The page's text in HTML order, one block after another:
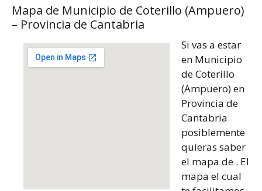
Mapa de Municipio de Coterillo (Ampuero)
– Provincia de Cantabria
Si vas a estar
en Municipio
de Coterillo
(Ampuero) en
Provincia de
Cantabria
posiblemente
quieras saber
el mapa de . El
mapa el cual